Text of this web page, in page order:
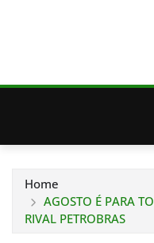
Home
AGOSTO É PARA
RIVAL PETROBRAS